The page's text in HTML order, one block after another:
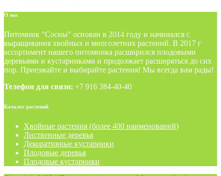
О нас
Питомник "Сосны" основан в 2014 году и начинался с
выращивания хвойных и многолетних растений. В 2017 г
ассортимент нашего питомника расширился плодовыми
деревьями и кустарниками и продолжает расширяться до сих
пор. Приезжайте и выбирайте растения! Мы всегда вам рады!
Телефон для связи: +7 916 384-40-40
Каталог растений
Хвойные растения (более 400 наименований)
Лиственные деревья
Декоративные кустарники
Плодовые деревья
Плодовые кустарники